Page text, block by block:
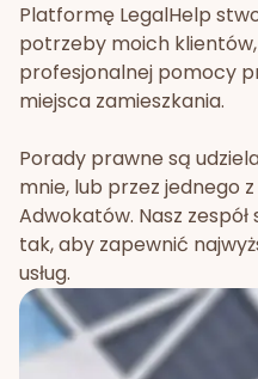
Platformę LegalHelp
potrzeby moich
profesjonalnej pomocy
miejsca zamieszkania.
Porady prawne są
mnie, lub przez jednego
Adwokatów. Nasz
tak, aby zapewnić
usług.